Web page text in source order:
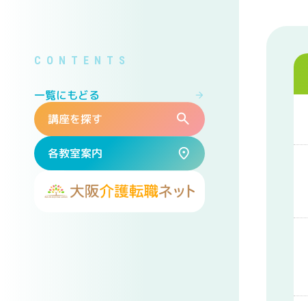
一覧にもどる
講座を探す
各教室案内